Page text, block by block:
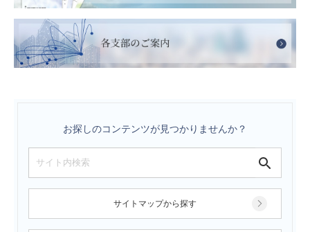
お探しのコンテンツが見つかりませんか？
サイトマップから探す